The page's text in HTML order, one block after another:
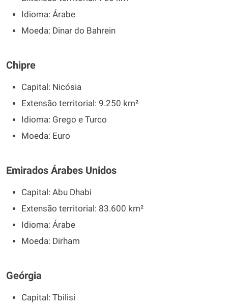
Idioma: Árabe
Moeda: Dinar do Bahrein
Chipre
Capital: Nicósia
Extensão territorial: 9.250 km²
Idioma: Grego e Turco
Moeda: Euro
Emirados Árabes Unidos
Capital: Abu Dhabi
Extensão territorial: 83.600 km²
Idioma: Árabe
Moeda: Dirham
Geórgia
Capital: Tbilisi